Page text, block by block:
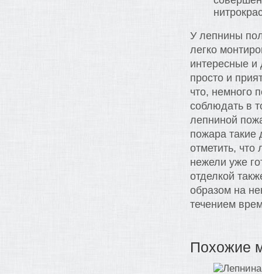
У лепнины
легко
интересные
просто и
что, немного
соблюдать в
лепниной
пожара такие
отметить,
нежели уже
отделкой
образом на
течением
Похожие